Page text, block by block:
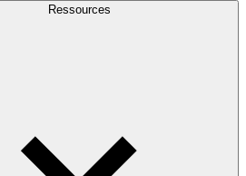
Ressources